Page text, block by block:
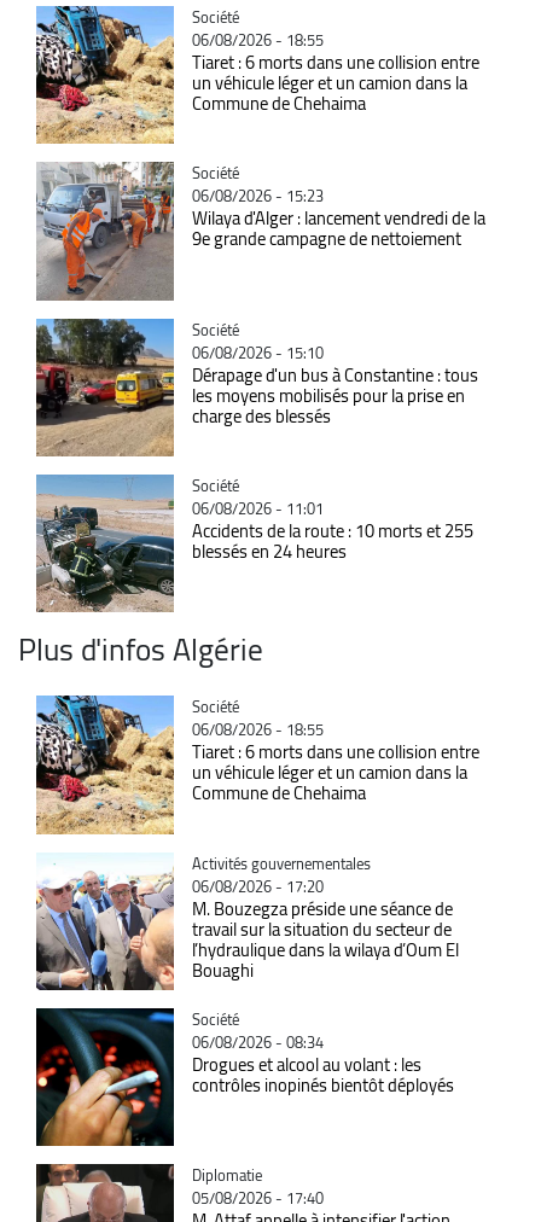
Catégorie
Société
06/08/2026 - 18:55
Tiaret : 6 morts dans une collision entre
un véhicule léger et un camion dans la
Commune de Chehaima
Catégorie
Société
06/08/2026 - 15:23
Wilaya d'Alger : lancement vendredi de la
9e grande campagne de nettoiement
Catégorie
Société
06/08/2026 - 15:10
Dérapage d'un bus à Constantine : tous
les moyens mobilisés pour la prise en
charge des blessés
Catégorie
Société
06/08/2026 - 11:01
Accidents de la route : 10 morts et 255
blessés en 24 heures
Plus d'infos Algérie
Catégorie
Société
06/08/2026 - 18:55
Tiaret : 6 morts dans une collision entre
un véhicule léger et un camion dans la
Commune de Chehaima
Catégorie
Activités gouvernementales
06/08/2026 - 17:20
M. Bouzegza préside une séance de
travail sur la situation du secteur de
l’hydraulique dans la wilaya d’Oum El
Bouaghi
Catégorie
Société
06/08/2026 - 08:34
Drogues et alcool au volant : les
contrôles inopinés bientôt déployés
Catégorie
Diplomatie
05/08/2026 - 17:40